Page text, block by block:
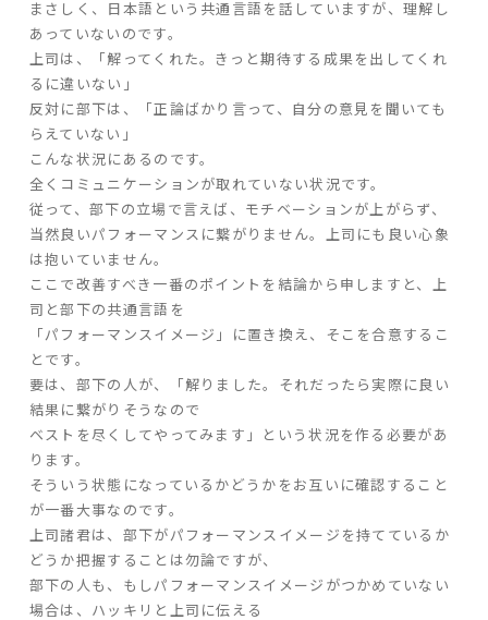
よくあるご質問
企業情報
採用情報
暮らしの器
まさしく、日本語という共通言語を話していますが、理解し
あっていないのです。
上司は、「解ってくれた。きっと期待する成果を出してくれ
るに違いない」
反対に部下は、「正論ばかり言って、自分の意見を聞いても
らえていない」
こんな状況にあるのです。
全くコミュニケーションが取れていない状況です。
従って、部下の立場で言えば、モチベーションが上がらず、
当然良いパフォーマンスに繋がりません。上司にも良い心象
は抱いていません。
ここで改善すべき一番のポイントを結論から申しますと、上
司と部下の共通言語を
「パフォーマンスイメージ」に置き換え、そこを合意するこ
とです。
要は、部下の人が、「解りました。それだったら実際に良い
結果に繋がりそうなので
ベストを尽くしてやってみます」という状況を作る必要があ
ります。
そういう状態になっているかどうかをお互いに確認すること
が一番大事なのです。
上司諸君は、部下がパフォーマンスイメージを持てているか
どうか把握することは勿論ですが、
部下の人も、もしパフォーマンスイメージがつかめていない
場合は、ハッキリと上司に伝える